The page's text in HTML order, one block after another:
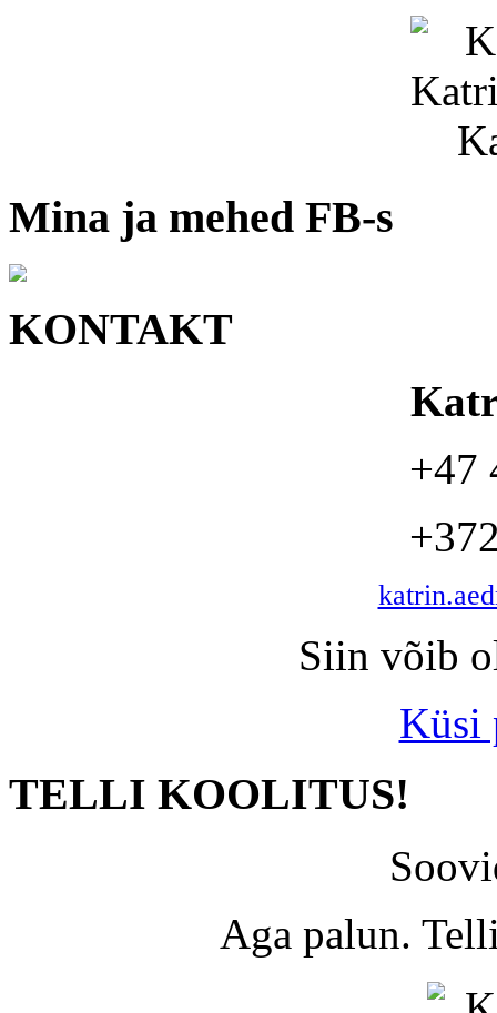
Mina ja mehed FB-s
KONTAKT
+47
Siin võib
Küsi
TELLI KOOLITUS!
Aga palun.